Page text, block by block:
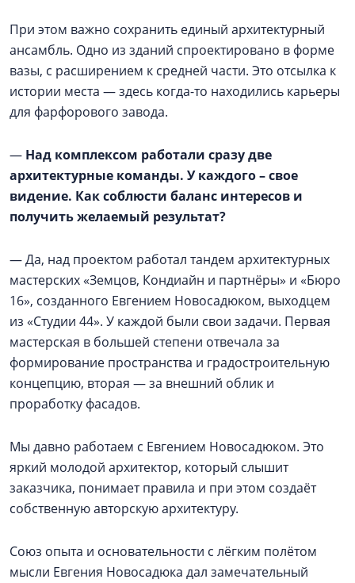
При этом важно сохранить единый архитектурный
ансамбль. Одно из зданий спроектировано в форме
вазы, с расширением к средней части. Это отсылка к
истории места — здесь когда-то находились карьеры
для фарфорового завода.
— Над комплексом работали сразу две
архитектурные команды. У каждого – свое
видение. Как соблюсти баланс интересов и
получить желаемый результат?
— Да, над проектом работал тандем архитектурных
мастерских «Земцов, Кондиайн и партнёры» и «Бюро
16», созданного Евгением Новосадюком, выходцем
из «Студии 44». У каждой были свои задачи. Первая
мастерская в большей степени отвечала за
формирование пространства и градостроительную
концепцию, вторая — за внешний облик и
проработку фасадов.
Мы давно работаем с Евгением Новосадюком. Это
яркий молодой архитектор, который слышит
заказчика, понимает правила и при этом создаёт
собственную авторскую архитектуру.
Союз опыта и основательности с лёгким полётом
мысли Евгения Новосадюка дал замечательный